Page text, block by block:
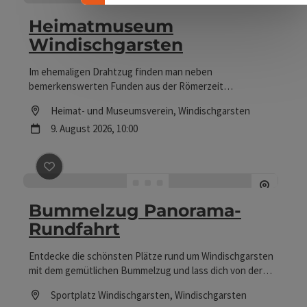
im Schnelldurchlauf“ will schließlich organisiert sein. Und
dann ist es auch schon Zeit, einen Gang
zurückzuschalten, aus dem täglichen Hamsterrad
und eine beruhigende Atmosphäre.
Heimatmuseum
Windischgarsten
Im ehemaligen Drahtzug finden man neben
bemerkenswerten Funden aus der Römerzeit
Werkzeuge von Handwerkern und Holzknechten, ein altes
Klassenzimmer mit vielen Unterrichtsmitteln von damals,
andere mehr.
Location
Heimat- und Museumsverein, Windischgarsten
Nächster Termin
9. August 2026, 10:00
Beitrag merken : Bummelzug Panorama-Rundfahrt
Bummelzug Panorama-
Rundfahrt
Entdecke die schönsten Plätze rund um Windischgarsten
mit dem gemütlichen Bummelzug und lass dich von der
Fahrt tauchst du ein in die faszinierende Erlebniswelt der
Location
Sportplatz Windischgarsten, Windischgarsten